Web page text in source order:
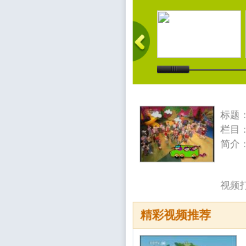
标题：
栏目：
简介：
视频
精彩视频推荐